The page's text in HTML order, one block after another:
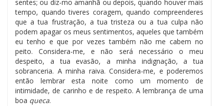
sentes; ou diz-mo amanhã ou depois, quando houver mais
tempo, quando tiveres coragem, quando compreenderes
que a tua frustração, a tua tristeza ou a tua culpa não
podem apagar os meus sentimentos, aqueles que também
eu tenho e que por vezes também não me cabem no
peito. Considera-me, e não será necessário o meu
despeito, a tua evasão, a minha indignação, a tua
sobranceria. A minha raiva. Considera-me, e poderemos
então lembrar esta noite como um momento de
intimidade, de carinho e de respeito. A lembrança de uma
boa queca.